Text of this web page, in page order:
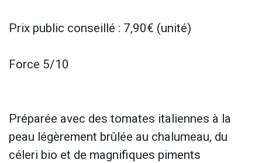
Prix public conseillé : 7,90€ (unité)
Force 5/10
Préparée avec des tomates italiennes à la
peau légèrement brûlée au chalumeau, du
céleri bio et de magnifiques piments